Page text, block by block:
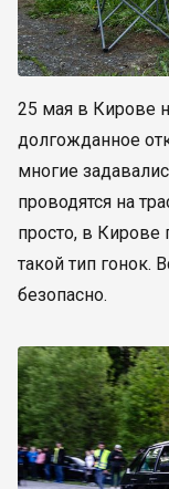
25 мая в Кирове
долгожданное
многие
проводятся на
просто, в Кирове
такой тип гонок.
безопасно.